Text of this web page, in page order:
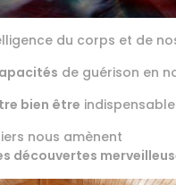
du corps et de
de guérison en
bien être
nous amènent
découvertes